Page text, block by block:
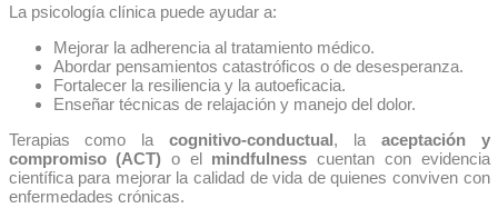
La psicología clínica puede ayudar a:
Mejorar la adherencia al tratamiento médico.
Abordar pensamientos catastróficos o de desesperanza.
Fortalecer la resiliencia y la autoeficacia.
Enseñar técnicas de relajación y manejo del dolor.
Terapias como la cognitivo-conductual , la aceptación y
compromiso (ACT) o el mindfulness cuentan con evidencia
científica para mejorar la calidad de vida de quienes conviven con
enfermedades crónicas.